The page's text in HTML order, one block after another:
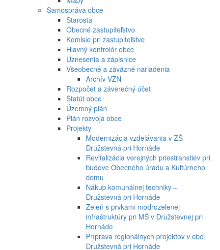
Samospráva obce
Starosta
Obecné zastupiteľstvo
Komisie pri zastupiteľstve
Hlavný kontrolór obce
Uznesenia a zápisnice
Všeobecné a záväzné nariadenia
Archív VZN
Rozpočet a záverečný účet
Štatút obce
Územný plán
Plán rozvoja obce
Projekty
Modernizácia vzdelávania v ZŠ
Družstevná pri Hornáde
Revitalizácia verejných priestranstiev pri
budove Obecného úradu a Kultúrneho
domu
Nákup komunálnej techniky –
Družstevná pri Hornáde
Zeleň s prvkami modrozelenej
infraštruktúry pri MŠ v Družstevnej pri
Hornáde
Príprava regionálnych projektov v obci
Družstevná pri Hornáde